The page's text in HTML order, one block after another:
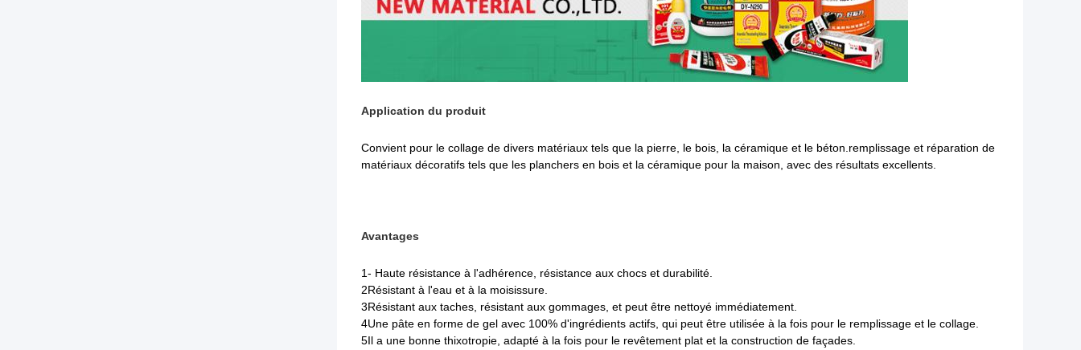
Application du produit
Convient pour le collage de divers matériaux tels que la pierre, le bois, la céramique et le béton.remplissage et réparation de
matériaux décoratifs tels que les planchers en bois et la céramique pour la maison, avec des résultats excellents.
Avantages
1- Haute résistance à l'adhérence, résistance aux chocs et durabilité.
2Résistant à l'eau et à la moisissure.
3Résistant aux taches, résistant aux gommages, et peut être nettoyé immédiatement.
4Une pâte en forme de gel avec 100% d'ingrédients actifs, qui peut être utilisée à la fois pour le remplissage et le collage.
5Il a une bonne thixotropie, adapté à la fois pour le revêtement plat et la construction de façades.